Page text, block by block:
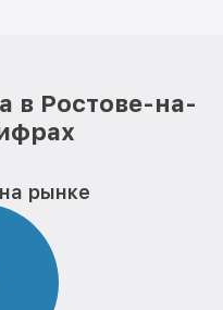
в Ростове-на-
рынке